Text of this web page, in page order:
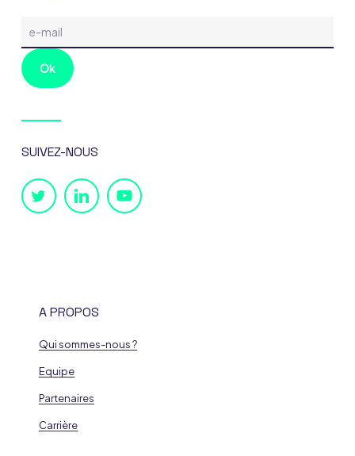
SUIVEZ-NOUS
A PROPOS
Qui sommes-nous ?
Equipe
Partenaires
Carrière